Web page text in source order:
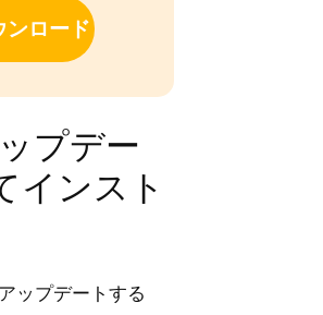
ロード
プデー
インスト
ップデートする